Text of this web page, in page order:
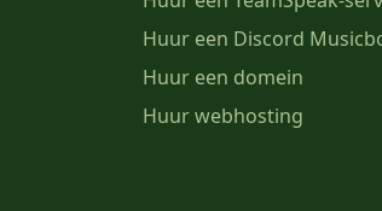
Huur een Discord
Huur een domein
Huur webhosting